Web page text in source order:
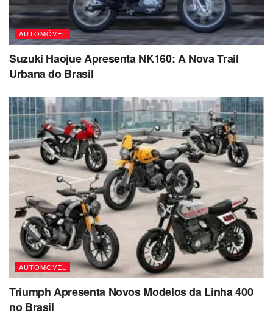
AUTOMÓVEL
Suzuki Haojue Apresenta NK160: A Nova Trail
Urbana do Brasil
AUTOMÓVEL
Triumph Apresenta Novos Modelos da Linha 400
no Brasil